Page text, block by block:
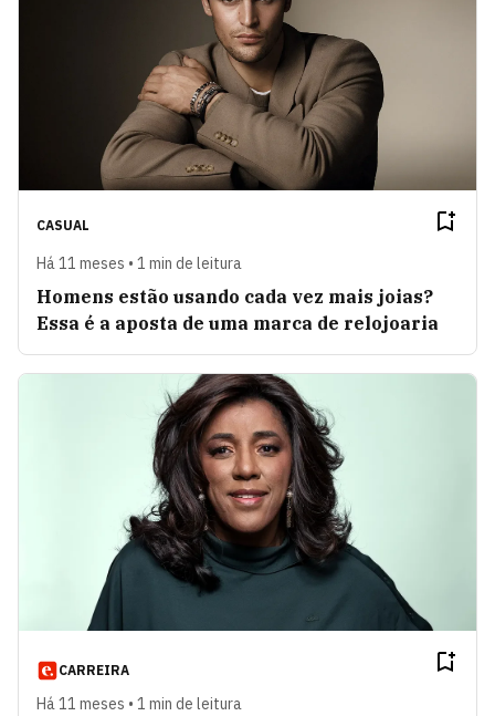
CASUAL
Há 11 meses • 1 min de leitura
Homens estão usando cada vez mais joias?
Essa é a aposta de uma marca de relojoaria
CARREIRA
Há 11 meses • 1 min de leitura